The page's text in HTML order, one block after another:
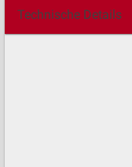
Technische Details